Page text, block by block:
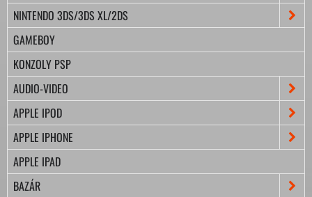
NINTENDO 3DS/3DS XL/2DS
GAMEBOY
KONZOLY PSP
AUDIO-VIDEO
APPLE IPOD
APPLE IPHONE
APPLE IPAD
BAZÁR